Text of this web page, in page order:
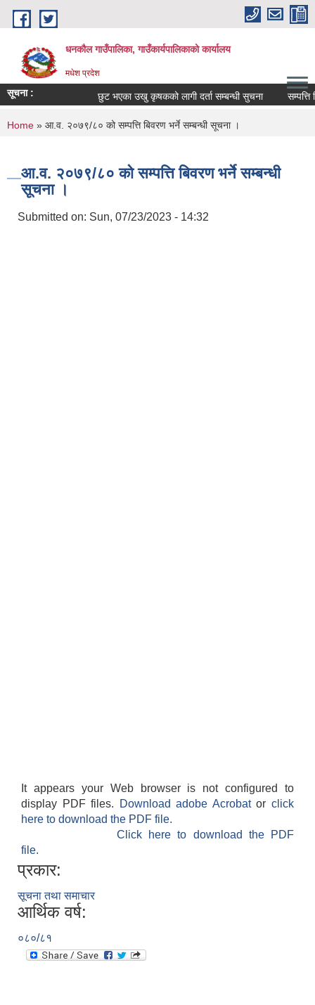
Skip to main content
धनकौल गाउँपालिका, गाउँकार्यपालिकाको कार्यालय
मधेश प्रदेश
सूचना : छुट भएका उखु कृषकको लागी दर्ता सम्बन्धी सुचना सम्पत्ति
You are here
Home » आ.व. २०७९/८० को सम्पत्ति बिवरण भर्ने सम्बन्धी सूचना ।
आ.व. २०७९/८० को सम्पत्ति बिवरण भर्ने सम्बन्धी
सूचना ।
Submitted on: Sun, 07/23/2023 - 14:32
It appears your Web browser is not configured to
display PDF files.
Download adobe Acrobatorclick
here to download the PDF file.
Click here to download the PDF
file.
प्रकार:
सूचना तथा समाचार
आर्थिक वर्ष:
०८०/८१